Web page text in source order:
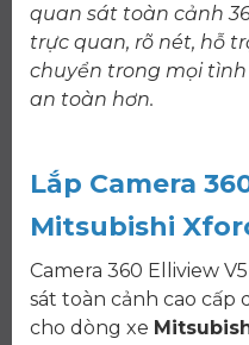
quan sát toàn cảnh
trực quan, rõ nét, hỗ
chuyển trong mọi
an toàn hơn.
Lắp Camera
Mitsubishi
Camera 360 Elliview
sát toàn cảnh cao cấp
cho dòng xe